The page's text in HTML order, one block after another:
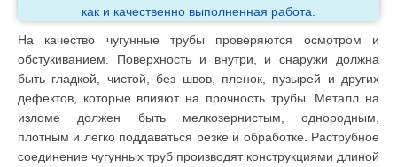
как и качественно выполненная работа.
На качество чугунные трубы проверяются осмотром и
обстукиванием. Поверхность и внутри, и снаружи должна
быть гладкой, чистой, без швов, пленок, пузырей и других
дефектов, которые влияют на прочность трубы. Металл на
изломе должен быть мелкозернистым, однородным,
плотным и легко поддаваться резке и обработке. Раструбное
соединение чугунных труб производят конструкциями длиной